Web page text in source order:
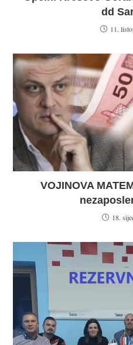
dd
11.
VOJINOVA
18.